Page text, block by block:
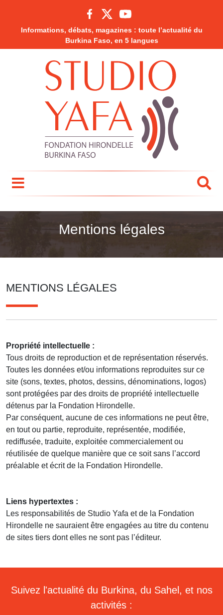
Informations, débats, magazines : toute l’actualité du
Burkina Faso, en 5 langues
Mentions légales
MENTIONS LÉGALES
Propriété intellectuelle :
Tous droits de reproduction et de représentation réservés.
Toutes les données et/ou informations reproduites sur ce
site (sons, textes, photos, dessins, dénominations, logos)
sont protégées par des droits de propriété intellectuelle
détenus par la Fondation Hirondelle.
Par conséquent, aucune de ces informations ne peut être,
en tout ou partie, reproduite, représentée, modifiée,
rediffusée, traduite, exploitée commercialement ou
réutilisée de quelque manière que ce soit sans l’accord
préalable et écrit de la Fondation Hirondelle.
Liens hypertextes :
Les responsabilités de Studio Yafa et de la Fondation
Hirondelle ne sauraient être engagées au titre du contenu
de sites tiers dont elles ne sont pas l’éditeur.
Suivez l'actualité du Burkina, du Sahel, et nos
activités :